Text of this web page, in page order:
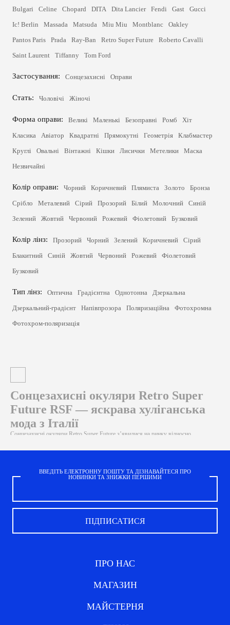
Bulgari
Celine Chopard DITA Dita Lancier Fendi Gast
Gucci
Ic! Berlin
Massada Matsuda Miu Miu Montblanc
Oakley
Pantos Paris
Prada Ray-Ban Retro Super Future
Roberto Cavalli
Saint Laurent
Tiffanny Tom Ford
Застосування: Сонцезахисні Оправи
Стать: Чоловічі Жіночі
Форма оправи: Великі Маленькі Безоправні Ромб
Хіт
Класика
Авіатор Квадратні Прямокутні Геометрія
Клабмастер
Круглі
Овальні Вінтажні Кішки Лисички Метелики
Маска
Незвичайні
Колір оправи: Чорний Коричневий Плямиста Золото
Бронза
Срібло
Металевий Сірий Прозорий Білий Молочний
Синій
Зелений
Жовтий Червоний Рожевий Фіолетовий Бузковий
Колір лінз: Прозорий Чорний Зелений Коричневий
Сірий
Блакитний
Синій Жовтий Червоний Рожевий
Фіолетовий
Бузковий
Тип лінз: Оптична Градієнтна Однотонна
Дзеркальна
Дзеркальний-градієнт
Напівпрозора Поляризаційна
Фотохромна
Фотохром-поляризація
Сонцезахисні окуляри Retro Super
Future RSF — яскрава хуліганська
мода з Італії
Сонцезахисні окуляри Retro Super Future з’явилися на ринку відносно
всьому світу. Молодий і сміливий бренд приваблює шанувальників завдяки: •
найцікавіших моделей окулярів RSF Retrosuperfuture. Для асортименту I
VISUAL ми відбираємо як моделі, що вже стали справжніми хітами, так і
у нашому каталозі. Детальний опис кожного аксесуара доповнюється фото з
різних ракурсів.
ВВЕДІТЬ ЕЛЕКТРОННУ ПОШТУ ТА ДІЗНАВАЙТЕСЯ ПРО
НОВИНКИ ТА ЗНИЖКИ ПЕРШИМИ
ПРО НАС
МАГАЗИН
МАЙСТЕРНЯ